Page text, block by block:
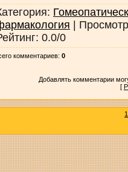
:
|
: 0.0/0
комментариев: 0
Добавлять комментарии
[